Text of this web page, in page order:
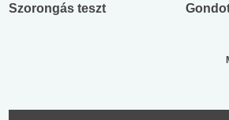
Szorongás teszt